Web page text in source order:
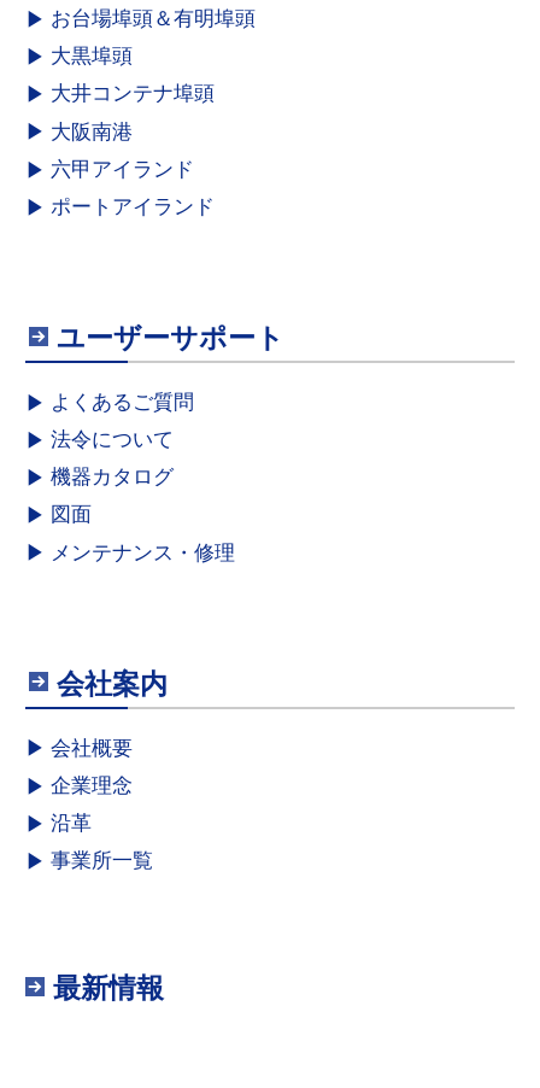
お台場埠頭＆有明埠頭
大黒埠頭
大井コンテナ埠頭
大阪南港
六甲アイランド
ポートアイランド
ユーザーサポート
よくあるご質問
法令について
機器カタログ
図面
メンテナンス・修理
会社案内
会社概要
企業理念
沿革
事業所一覧
最新情報